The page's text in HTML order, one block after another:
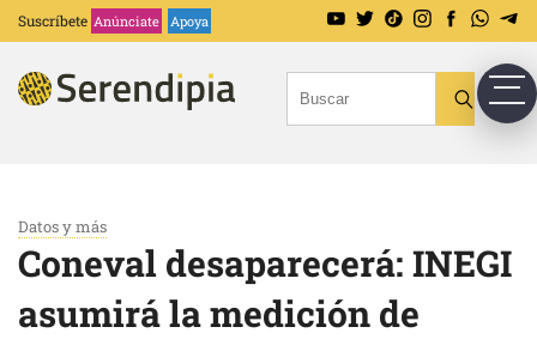
Suscríbete Anúnciate Apoya
Datos y más
Coneval desaparecerá: INEGI
asumirá la medición de